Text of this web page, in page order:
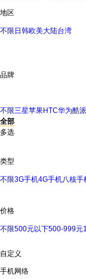
地区
不限 日韩欧美大陆台湾
品牌
不限三星苹果HTC华为酷派
全部
多选
类型
不限3G手机4G手机八核手
价格
不限500元以下500-999元
自定义
手机网络